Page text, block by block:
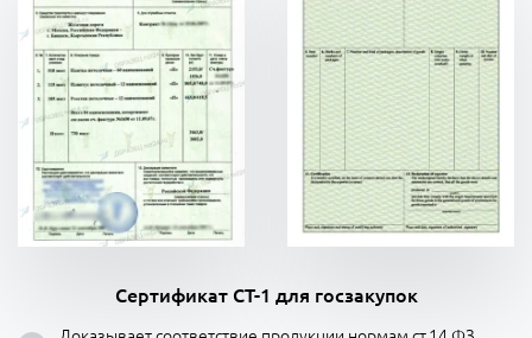
Сертификат СТ-1 для госзакупок